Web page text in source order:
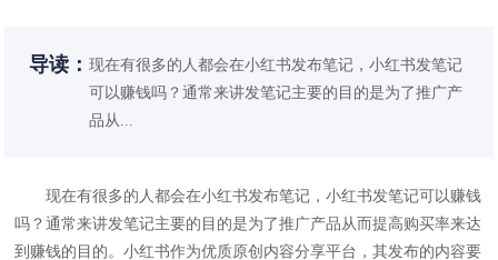
导读：现在有很多的人都会在小红书发布笔记，小红书发笔记
可以赚钱吗？通常来讲发笔记主要的目的是为了推广产
品从...
现在有很多的人都会在小红书发布笔记，小红书发笔记可以赚钱
吗？通常来讲发笔记主要的目的是为了推广产品从而提高购买率来达
到赚钱的目的。小红书作为优质原创内容分享平台，其发布的内容要